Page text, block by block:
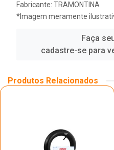
Fabricante: TRAMONTINA
*Imagem meramente
Faça
cadastre-se para
Produtos Relacionados